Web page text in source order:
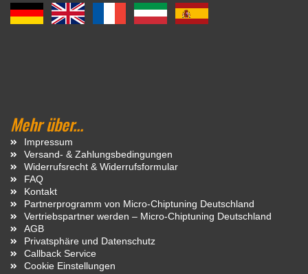
Mehr über...
Impressum
Versand- & Zahlungsbedingungen
Widerrufsrecht & Widerrufsformular
FAQ
Kontakt
Partnerprogramm von Micro-Chiptuning Deutschland
Vertriebspartner werden – Micro-Chiptuning Deutschland
AGB
Privatsphäre und Datenschutz
Callback Service
Cookie Einstellungen